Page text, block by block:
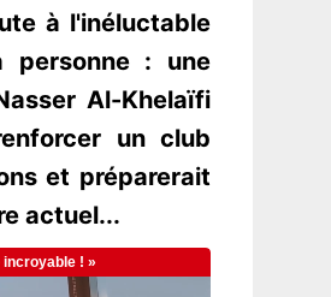
à l'inéluctable
personne : une
Al-Khelaïfi
un club
et préparerait
actuel...